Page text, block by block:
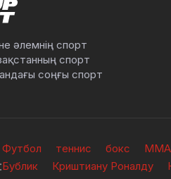
әлемнің спорт
спорт
соңғы спорт
Футбол теннис бокс ММА
Бублик
Криштиану Роналду